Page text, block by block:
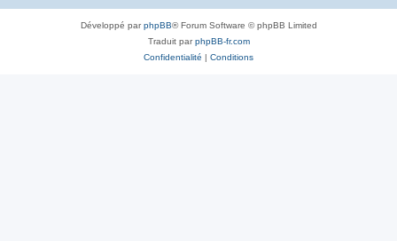
Développé parphpBB® Forum Software © phpBB Limited
Traduit parphpBB-fr.com
Confidentialité | Conditions